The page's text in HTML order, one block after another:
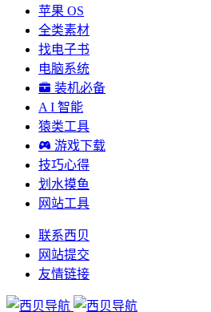
苹果 OS
全类素材
找电子书
电脑系统
装机必备
A I 智能
猿类工具
游戏下载
技巧心得
划水摸鱼
网站工具
联系西贝
网站提交
友情链接